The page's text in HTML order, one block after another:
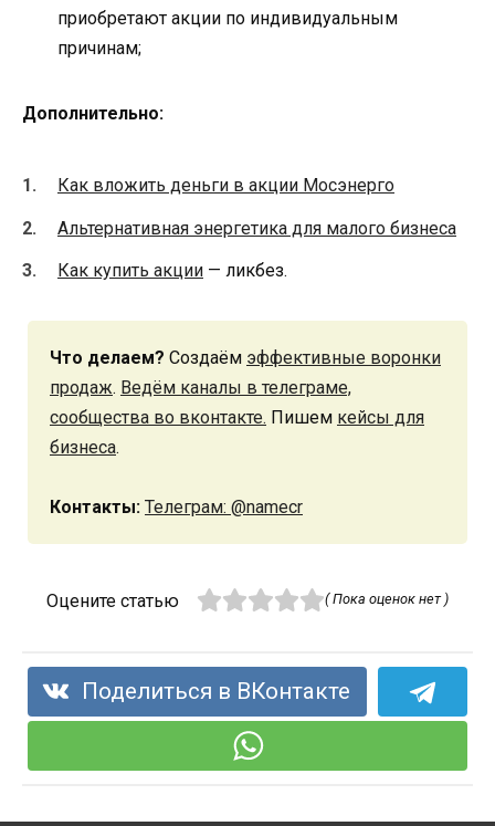
приобретают акции по индивидуальным
причинам;
Дополнительно:
Как вложить деньги в акции Мосэнерго
Альтернативная энергетика для малого бизнеса
Как купить акции — ликбез.
Что делаем? Создаём эффективные воронки
продаж. Ведём каналы в телеграме,
сообщества во вконтакте. Пишем кейсы для
бизнеса.
Контакты: Телеграм: @namecr
Оцените статью ( Пока оценок нет )
Поделиться в ВКонтакте